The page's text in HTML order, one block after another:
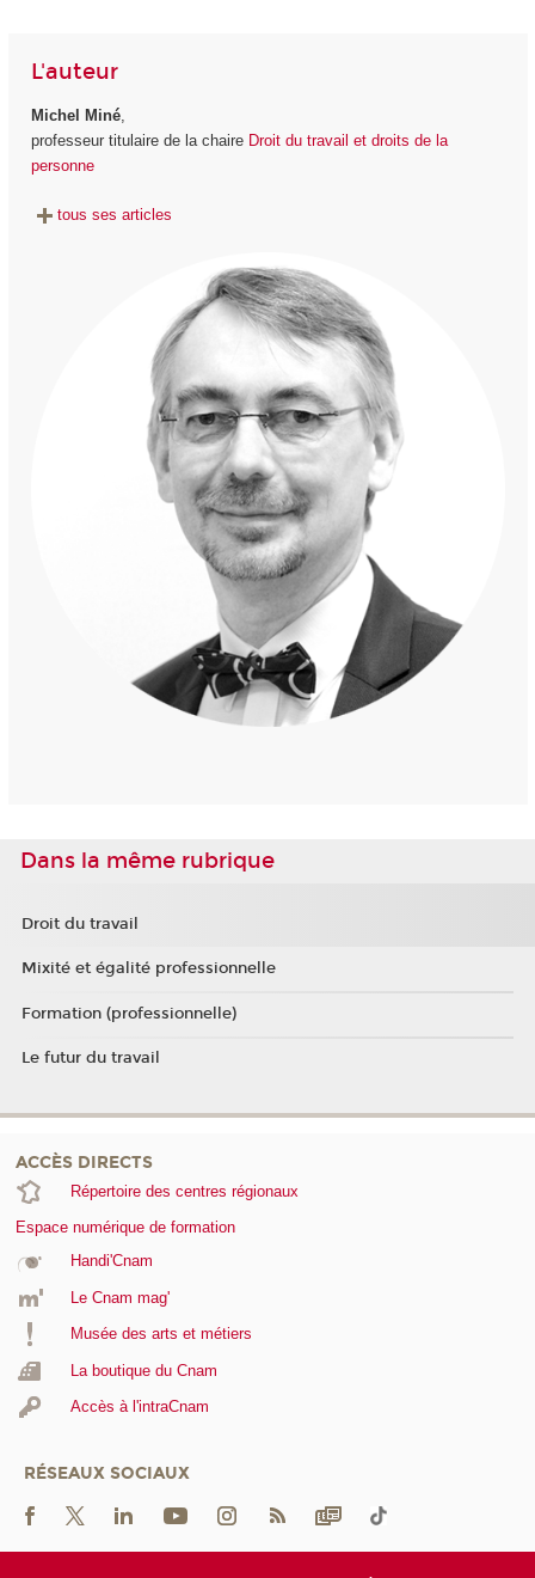
L'auteur
Michel Miné,
professeur titulaire de la chaire Droit du travail et droits de la
personne
tous ses articles
Dans la même rubrique
Droit du travail
Mixité et égalité professionnelle
Formation (professionnelle)
Le futur du travail
ACCÈS DIRECTS
Répertoire des centres régionaux
Espace numérique de formation
Handi'Cnam
Le Cnam mag'
Musée des arts et métiers
La boutique du Cnam
Accès à l'intraCnam
RÉSEAUX SOCIAUX